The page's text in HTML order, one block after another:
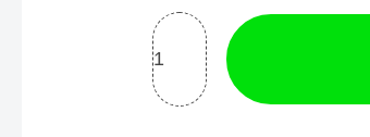
WEBER
40/
WEBER